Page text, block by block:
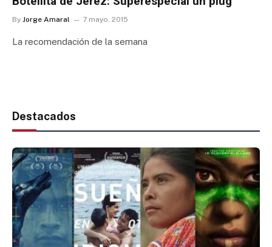
By Jorge Amaral 7 mayo, 2015
La recomendación de la semana
Destacados